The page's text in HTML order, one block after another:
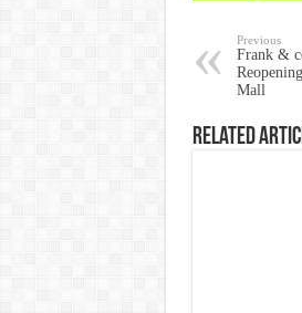
Previous
Frank &
Mall
Related